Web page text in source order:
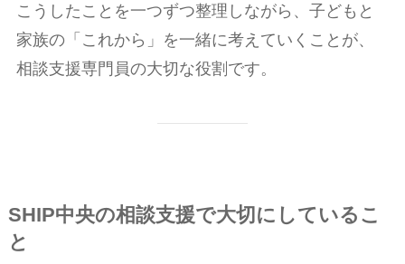
こうしたことを一つずつ整理しながら、子どもと
家族の「これから」を一緒に考えていくことが、
相談支援専門員の大切な役割です。
SHIP中央の相談支援で大切にしているこ
と